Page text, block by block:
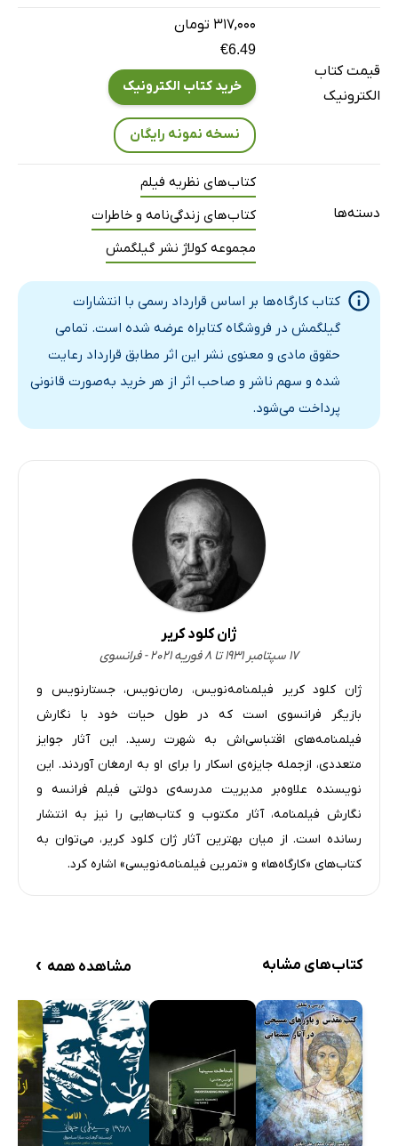
گفت وگوی غیرمستقیم: استخر شنا / 1968
بورسالینو
انواع دُره
با پیتر بروک: تمرین ترجمه
در حد پرانتز (مارسی ای)
درباره ی چخوف و باغ آلبالو / 1981
بازگشت کوتاه به چخوف (و به سینما)
آغاز همکاری با بونوئل: خاطرات یک مستخدمه
راهب، فیلم اشباح
بل دو ژور
راه شیری
پرسشی درباره ی سینما
درک و فهم؟
درباره ی دانتون / 1982 1981
با رقصنده های کلکته و فرانکو دراگونه
پیرامون مهاباراتا / 1985 1974
در میان بومیان قبیله ی یانومامی / 1989
با سیرانو دو برژراک
اتحاد، تجربه ی بازیگری
روزهای تئاتر
دراماتورژ
سرگشتگی ها
و اما در باب شکست ها
مشتری
قیمت کتاب
الکترونیک
۳۱۷,۰۰۰ تومان
€6.49
خرید کتاب الکترونیک
نسخه نمونه رایگان
دسته‌ها
کتاب‌های نظریه فیلم
کتاب‌های زندگی‌نامه و خاطرات
مجموعه کولاژ نشر گیلگمش
کتاب کارگاه‌ها بر اساس قرارداد رسمی با انتشارات
گیلگمش در فروشگاه کتابراه عرضه شده است. تمامی
حقوق مادی و معنوی نشر این اثر مطابق قرارداد رعایت
شده و سهم ناشر و صاحب اثر از هر خرید به‌صورت قانونی
پرداخت می‌شود.
ژان کلود کریر
۱۷ سپتامبر ۱۹۳۱ تا ۸ فوریه ۲۰۲۱ - فرانسوی
ژان کلود کریر فیلمنامه‌نویس، رمان‌نویس، جستارنویس و
بازیگر فرانسوی است که در طول حیات خود با نگارش
فیلمنامه‌های اقتباسی‌اش به شهرت رسید. این آثار جوایز
متعددی، ازجمله جایزه‌ی اسکار را برای او به ارمغان آوردند. این
نویسنده علاوه‌بر مدیریت مدرسه‌ی دولتی فیلم فرانسه و
نگارش فیلمنامه، آثار مکتوب و کتاب‌هایی را نیز به انتشار
رسانده است. از میان بهترین آثار ژان کلود کریر، می‌توان به
کتاب‌های «کارگاه‌ها» و «تمرین فیلمنامه‌نویسی» اشاره کرد.
کتاب‌های مشابه مشاهده همه ›